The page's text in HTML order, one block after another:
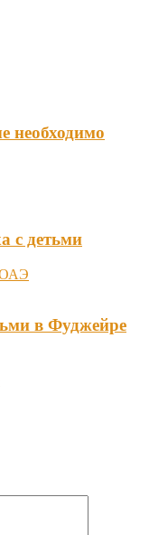
необходимо
с детьми
в Фуджейре